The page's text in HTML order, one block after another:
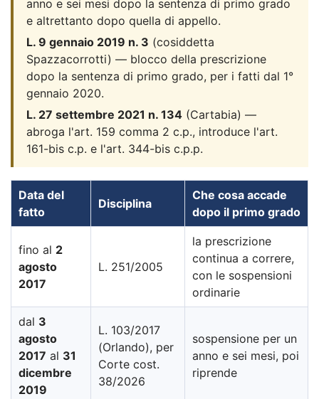
anno e sei mesi dopo la sentenza di primo grado
e altrettanto dopo quella di appello.
L. 9 gennaio 2019 n. 3 (cosiddetta
Spazzacorrotti) — blocco della prescrizione
dopo la sentenza di primo grado, per i fatti dal 1°
gennaio 2020.
L. 27 settembre 2021 n. 134 (Cartabia) —
abroga l'art. 159 comma 2 c.p., introduce l'art.
161-bis c.p. e l'art. 344-bis c.p.p.
Data del
fatto
Disciplina
Che cosa accade
dopo il primo grado
fino al 2
agosto
2017
L. 251/2005
la prescrizione
continua a correre,
con le sospensioni
ordinarie
dal 3
agosto
2017 al 31
dicembre
2019
L. 103/2017
(Orlando), per
Corte cost.
38/2026
sospensione per un
anno e sei mesi, poi
riprende